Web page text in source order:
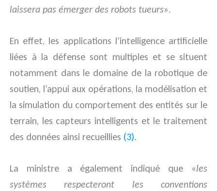
laissera pas émerger des robots tueurs».
En effet, les applications l’intelligence artificielle
liées à la défense sont multiples et se situent
notamment dans le domaine de la robotique de
soutien, l’appui aux opérations, la modélisation et
la simulation du comportement des entités sur le
terrain, les capteurs intelligents et le traitement
des données ainsi recueillies (3).
La ministre a également indiqué que «les
systèmes respecteront les conventions